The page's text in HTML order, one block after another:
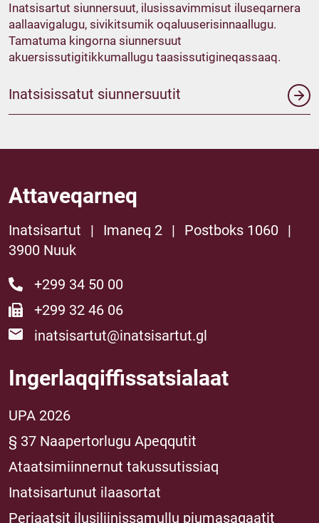
Inatsisartut siunnersuut, ilusissavimmisut iluseqarnera
aallaavigalugu, sivikitsumik oqaluuserisinnaallugu.
Tamatuma kingorna siunnersuut
akuersissutigitikkumallugu taasissutigineqassaaq.
Inatsisissatut siunnersuutit
Attaveqarneq
Inatsisartut | Imaneq 2 | Postboks 1060
|
3900 Nuuk
+299 34 50 00
+299 32 46 06
inatsisartut@inatsisartut.gl
Ingerlaqqiffissatsialaat
UPA 2026
§ 37 Naapertorlugu Apeqqutit
Ataatsimiinnernut takussutissiaq
Inatsisartunut ilaasortat
Periaatsit ilusiliinissamullu piumasaqaatit